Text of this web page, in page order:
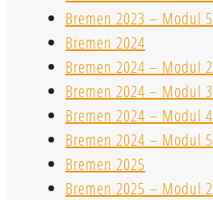
Bremen 2023 – Modul 5
Bremen 2024
Bremen 2024 – Modul 2
Bremen 2024 – Modul 3
Bremen 2024 – Modul 4
Bremen 2024 – Modul 5
Bremen 2025
Bremen 2025 – Modul 2